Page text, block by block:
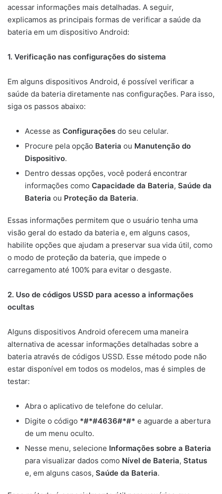
acessar informações mais detalhadas. A seguir,
explicamos as principais formas de verificar a saúde da
bateria em um dispositivo Android:
1. Verificação nas configurações do sistema
Em alguns dispositivos Android, é possível verificar a
saúde da bateria diretamente nas configurações. Para isso,
siga os passos abaixo:
Acesse as Configurações do seu celular.
Procure pela opção Bateria ou Manutenção do
Dispositivo.
Dentro dessas opções, você poderá encontrar
informações como Capacidade da Bateria, Saúde da
Bateria ou Proteção da Bateria.
Essas informações permitem que o usuário tenha uma
visão geral do estado da bateria e, em alguns casos,
habilite opções que ajudam a preservar sua vida útil, como
o modo de proteção da bateria, que impede o
carregamento até 100% para evitar o desgaste.
2. Uso de códigos USSD para acesso a informações
ocultas
Alguns dispositivos Android oferecem uma maneira
alternativa de acessar informações detalhadas sobre a
bateria através de códigos USSD. Esse método pode não
estar disponível em todos os modelos, mas é simples de
testar:
Abra o aplicativo de telefone do celular.
Digite o código *#*#4636#*#* e aguarde a abertura
de um menu oculto.
Nesse menu, selecione Informações sobre a Bateria
para visualizar dados como Nível de Bateria, Status
e, em alguns casos, Saúde da Bateria.